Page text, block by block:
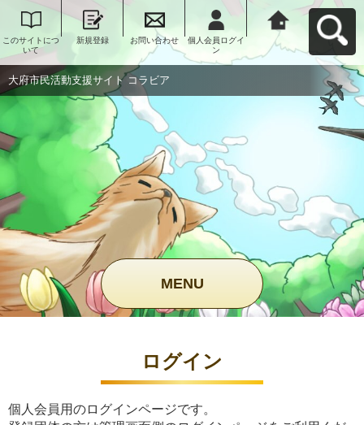
このサイトにつ
いて
新規登録 お問い合わせ
個人会員ログイ
ン
大府市民活動支
援サイト コラビ
アへ戻る
大府市民活動支援サイト コラビア
MENU
ログイン
個人会員用のログインページです。